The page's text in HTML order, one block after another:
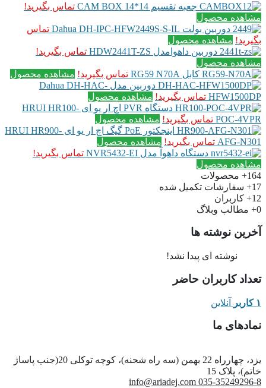
جعبه تقسیم CAM BOX 14*14
تماس بگیرید!
مشاهده محصول
دوربین بولت Dahua DH-IPC-HFW2449S-S-IL
تماس
بگیرید! مشاهده محصول
دوربین داهوامدل HDW2441T-ZS
تماس بگیرید!
مشاهده محصول
کابل RG59 N70A
تماس بگیرید! مشاهده محصول
دوربین مدل Dahua DH-HAC-
HFW1500DP تماس بگیرید! مشاهده محصول
دستگاه PVR اچ ار یو ای HRUI HR100-
POC-4VPR تماس بگیرید! مشاهده محصول
اینجکتور PoE گیگ اچ ار یو ای HRUI HR900-
AFG-N301 تماس بگیرید! مشاهده محصول
دستگاه داهوآ مدل NVR5432-EI
تماس بگیرید!
مشاهده محصول
164+
محصولات
17+
سفارشات تکمیل شده
12+
کاربران
0+
مطالب وبلاگ
آخرین نوشته ها
نوشته ای پیدا نشد!
تعداد کاربران حاضر
۱ کاربر آنلاین
نمادهای ما
یزد، چهارراه 22 بهمن (سه راه شحنه)، کوچه توکلی 20(جنب پاساژ
خاتم)، پلاک 15
035-35249296-8
info@ariadej.com